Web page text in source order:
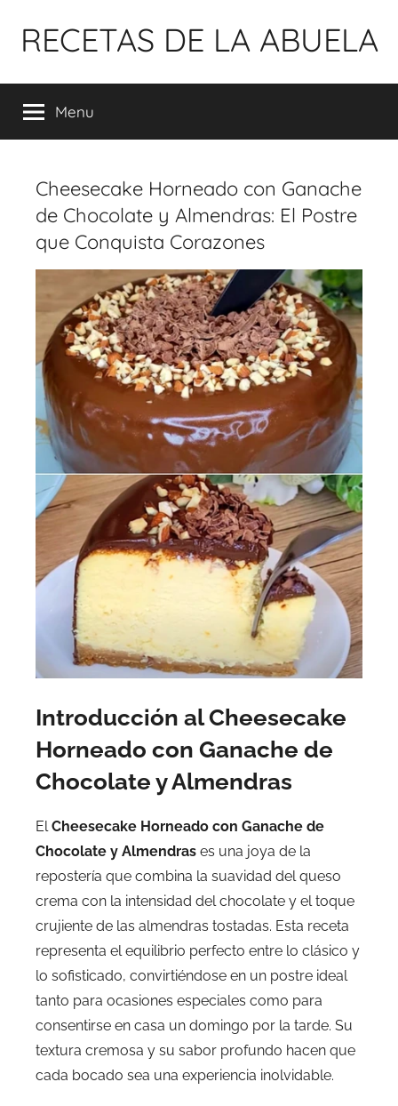
para
conteúdo
RECETAS DE LA ABUELA
Menu
Cheesecake Horneado con Ganache
de Chocolate y Almendras: El Postre
que Conquista Corazones
Introducción al Cheesecake
Horneado con Ganache de
Chocolate y Almendras
ElCheesecake Horneado con Ganache de
Chocolate y Almendras es una joya de la
repostería que combina la suavidad del queso
crema con la intensidad del chocolate y el toque
crujiente de las almendras tostadas. Esta receta
representa el equilibrio perfecto entre lo clásico y
lo sofisticado, convirtiéndose en un postre ideal
tanto para ocasiones especiales como para
consentirse en casa un domingo por la tarde. Su
textura cremosa y su sabor profundo hacen que
cada bocado sea una experiencia inolvidable.